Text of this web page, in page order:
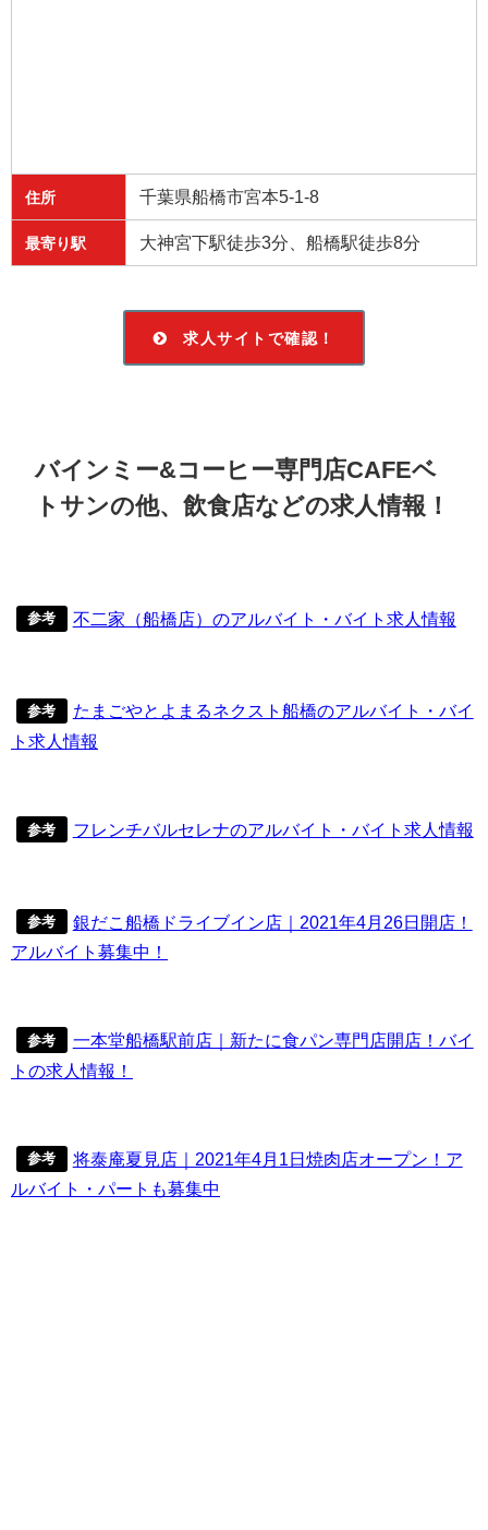
住所 千葉県船橋市宮本5-1-8
最寄り駅 大神宮下駅徒歩3分、船橋駅徒歩8分
求人サイトで確認！
バインミー&コーヒー専門店CAFEベ
トサンの他、飲食店などの求人情報！
参考 不二家（船橋店）のアルバイト・バイト求人情報
参考
たまごやとよまるネクスト船橋のアルバイト・バイ
ト求人情報
参考 フレンチバルセレナのアルバイト・バイト求人情報
参考
銀だこ船橋ドライブイン店｜2021年4月26日開店！
アルバイト募集中！
参考
一本堂船橋駅前店｜新たに食パン専門店開店！バイ
トの求人情報！
参考
将泰庵夏見店｜2021年4月1日焼肉店オープン！ア
ルバイト・パートも募集中